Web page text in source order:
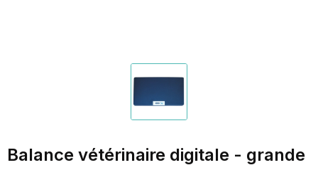
Balance vétérinaire digitale - grande